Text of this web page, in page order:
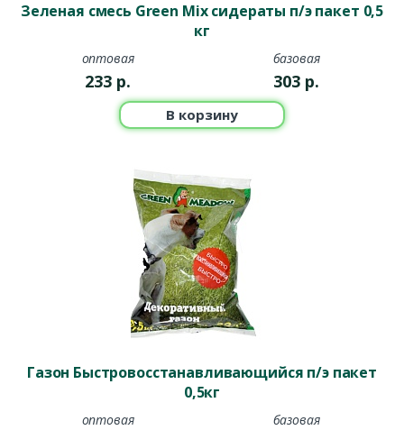
Зеленая смесь Green Mix сидераты п/э пакет 0,5
кг
оптовая
233 р.
базовая
303 р.
В корзину
Газон Быстровосстанавливающийся п/э пакет
0,5кг
оптовая базовая